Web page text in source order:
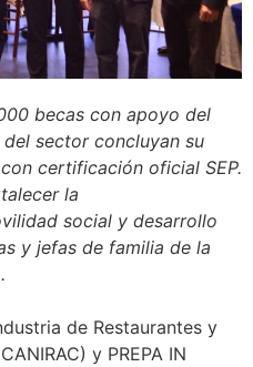
becas con apoyo del
sector concluyan su
certificación oficial SEP.
la
social y desarrollo
y jefas de familia de la
de Restaurantes y
y PREPA IN